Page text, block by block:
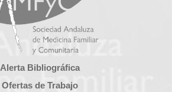
Alerta Bibliográfica
Ofertas de Trabajo